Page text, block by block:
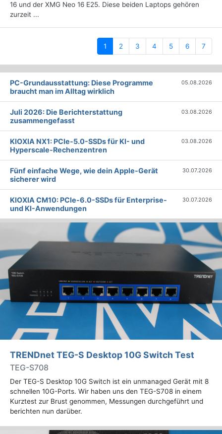
16 und der XMG Neo 16 E25. Diese beiden Laptops gehören
zurzeit ...
1 (current)
2 3 4 5 6 7
PC-Grundausstattung: Diese Programme
braucht man im Alltag wirklich
05.08.2026
Juli 2026: Die Bericht­erstattung
zusammengefasst
03.08.2026
KIOXIA NX1: PCIe-5.0-SSDs für KI- und
Hyperscale-Rechenzentren
03.08.2026
Fünf einfache Wege, wie dein Apple-Gerät
sicherer wird
30.07.2026
KIOXIA CM10: PCIe-6.0-SSDs für Enterprise-
und KI-Anwendungen
30.07.2026
TRENDnet TEG-S Desktop 10G Switch Test
TEG-S708
Der TEG-S Desktop 10G Switch ist ein unmanaged Gerät mit 8
schnellen 10G-Ports. Wir haben uns den TEG-S708 in einem
Kurztest zur Brust genommen, Messungen durchgeführt und
berichten nun darüber.